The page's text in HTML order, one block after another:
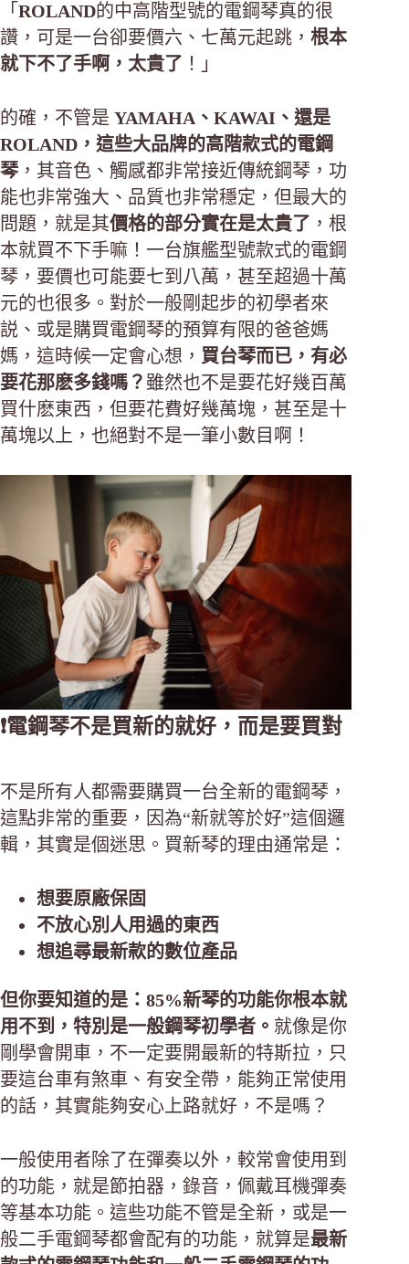
「 ROLAND的中高階型號的電鋼琴真的很
讚，可是一台卻要價六、七萬元起跳， 根本
就下不了手啊，太貴了 ！」
的確，不管是 YAMAHA、KAWAI、還是
ROLAND，這些大品牌的高階款式的電鋼
琴，其音色、觸感都非常接近傳統鋼琴，功
能也非常強大、品質也非常穩定，但最大的
問題，就是其價格的部分實在是太貴了 ，根
本就買不下手嘛！一台旗艦型號款式的電鋼
琴，要價也可能要七到八萬，甚至超過十萬
元的也很多。對於一般剛起步的初學者來
説、或是購買電鋼琴的預算有限的爸爸媽
媽，這時候一定會心想， 買台琴而已，有必
要花那麽多錢嗎？ 雖然也不是要花好幾百萬
買什麽東西，但要花費好幾萬塊，甚至是十
萬塊以上，也絕對不是一筆小數目啊！
❗電鋼琴不是買新的就好，而是要買對
不是所有人都需要購買一台全新的電鋼琴，
這點非常的重要，因為“新就等於好”這個邏
輯，其實是個迷思。買新琴的理由通常是：
想要原廠保固
不放心別人用過的東西
想追尋最新款的數位產品
但你要知道的是：85%新琴的功能你根本就
用不到，特別是一般鋼琴初學者。 就像是你
剛學會開車，不一定要開最新的特斯拉，只
要這台車有煞車、有安全帶，能夠正常使用
的話，其實能夠安心上路就好，不是嗎？
一般使用者除了在彈奏以外，較常會使用到
的功能，就是節拍器，錄音，佩戴耳機彈奏
等基本功能。這些功能不管是全新，或是一
般二手電鋼琴都會配有的功能，就算是最新